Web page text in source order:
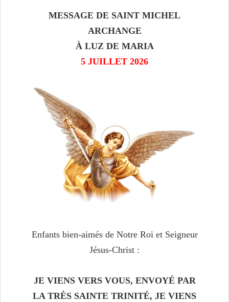
MESSAGE DE SAINT MICHEL
ARCHANGE
À LUZ DE MARIA
5 JUILLET 2026
Enfants bien-aimés de Notre Roi et Seigneur
Jésus-Christ :
JE VIENS VERS VOUS, ENVOYÉ PAR
LA TRÈS SAINTE TRINITÉ, JE VIENS